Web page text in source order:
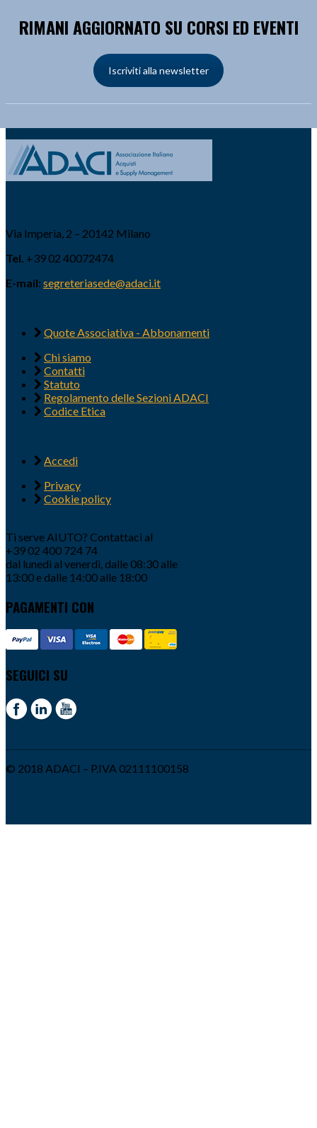
RIMANI AGGIORNATO SU CORSI ED EVENTI
Iscriviti alla newsletter
Via Imperia, 2 – 20142 Milano
Tel. +39 02 40072474
E-mail: segreteriasede@adaci.it
Quote Associativa - Abbonamenti
Chi siamo
Contatti
Statuto
Regolamento delle Sezioni ADACI
Codice Etica
Accedi
Privacy
Cookie policy
Ti serve AIUTO? Contattaci al
+39 02 400 724 74
dal lunedì al venerdì, dalle 08:30 alle
13:00 e dalle 14:00 alle 18:00
PAGAMENTI CON
SEGUICI SU
© 2018 ADACI – P.IVA 02111100158